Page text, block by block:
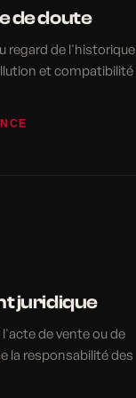
de doute
regard de l'historique
et compatibilité
juridique
de vente ou de
la responsabilité des